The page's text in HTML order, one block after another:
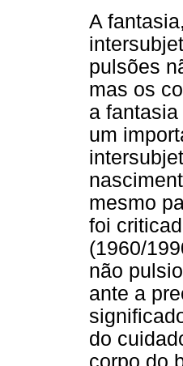
A
pulsões
mas os
a
um
mesmo
foi
(1960/
não
ante a
do